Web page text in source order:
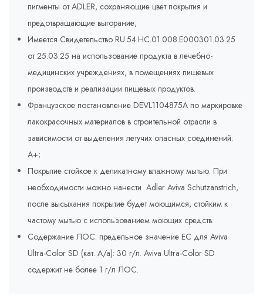
пигменты от ADLER, сохраняющие цвет покрытия и
предотвращающие выгорание;
Имеется Свидетельство RU.54.HC.01.008.E000301.03.25
от 25.03.25 на использование продукта в лечебно-
медицинских учреждениях, в помещениях пищевых
производств и реализации пищевых продуктов.
Французское постановление DEVL1104875A по маркировке
лакокрасочных материалов в строительной отрасли в
зависимости от выделения летучих опасных соединений:
A+;
Покрытие стойкое к деликатному влажному мытью. При
необходимости можно нанести Adler Aviva Schutzanstrich,
после высыхания покрытие будет моющимся, стойким к
частому мытью с использованием моющих средств.
Содержание ЛОС: предельное значение ЕС для Aviva
Ultra-Color SD (кат. A/a): 30 г/л. Aviva Ultra-Color SD
содержит не более 1 г/л ЛОС.